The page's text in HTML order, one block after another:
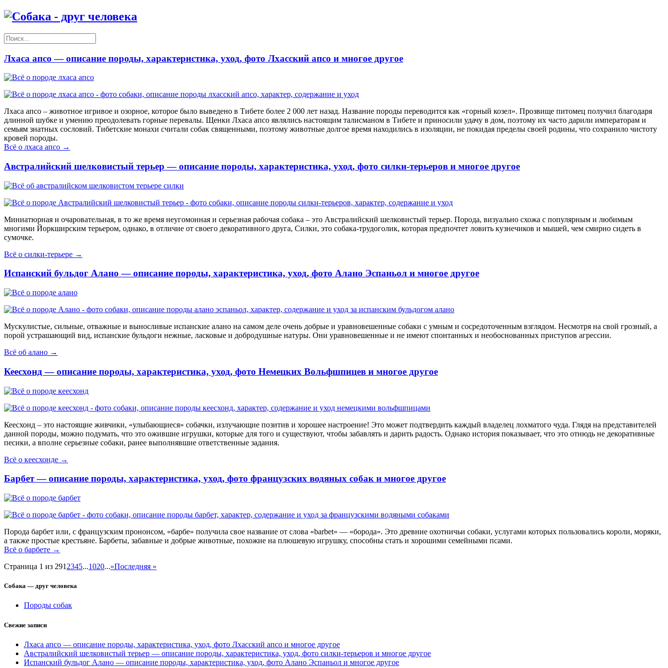
Лхаса апсо — описание породы, характеристика, уход, фото Лхасский апсо и многое другое
Лхаса апсо – животное игривое и озорное, которое было выведено в Тибете более 2 000 лет назад. Название породы переводится как «горный козел». Прозвище питомец получил благодаря
длинной шубке и умению преодолевать горные перевалы. Щенки Лхаса апсо являлись настоящим талисманом в Тибете и приносили удачу в дом, поэтому их часто дарили императорам и
семьям знатных сословий. Тибетские монахи считали собак священными, поэтому животные долгое время находились в изоляции, не покидая пределы своей родины, что сохранило чистоту
кровей породы.
Всё о лхаса апсо →
Австралийский шелковистый терьер — описание породы, характеристика, уход, фото силки-терьеров и многое другое
Миниатюрная и очаровательная, в то же время неугомонная и серьезная рабочая собака – это Австралийский шелковистый терьер. Порода, визуально схожа с популярным и любимым
многими Йоркширским терьером, однако, в отличие от своего декоративного друга, Силки, это собака-трудоголик, которая предпочтет ловить кузнечиков и мышей, чем смирно сидеть в
сумочке.
Всё о силки-терьере →
Испанский бульдог Алано — описание породы, характеристика, уход, фото Алано Эспаньол и многое другое
Мускулистые, сильные, отважные и выносливые испанские алано на самом деле очень добрые и уравновешенные собаки с умным и сосредоточенным взглядом. Несмотря на свой грозный, а
порой устрашающий вид, испанские бульдоги нежные, ласковые и добродушные натуры. Они уравновешенные и не имеют спонтанных и необоснованных приступов агрессии.
Всё об алано →
Кеесхонд — описание породы, характеристика, уход, фото Немецких Вольфшпицев и многое другое
Кеесхонд – это настоящие живчики, «улыбающиеся» собачки, излучающие позитив и хорошее настроение! Это может подтвердить каждый владелец лохматого чуда. Глядя на представителей
данной породы, можно подумать, что это ожившие игрушки, которые для того и существуют, чтобы забавлять и дарить радость. Однако история показывает, что это отнюдь не декоративные
песики, а вполне серьезные собаки, ранее выполнявшие ответственные задания.
Всё о кеесхонде →
Барбет — описание породы, характеристика, уход, фото французских водяных собак и многое другое
Порода барбет или, с французским прононсом, «барбе» получила свое название от слова «barbet» — «борода». Это древние охотничьи собаки, услугами которых пользовались короли, моряки,
а также простые крестьяне. Барбеты, забавные и добрые животные, похожие на плюшевую игрушку, способны стать и хорошими семейными псами.
Всё о барбете →
Страница 1 из 291 2345...1020...»Последняя »
Собака — друг человека
Породы собак
Свежие записи
Лхаса апсо — описание породы, характеристика, уход, фото Лхасский апсо и многое другое
Австралийский шелковистый терьер — описание породы, характеристика, уход, фото силки-терьеров и многое другое
Испанский бульдог Алано — описание породы, характеристика, уход, фото Алано Эспаньол и многое другое